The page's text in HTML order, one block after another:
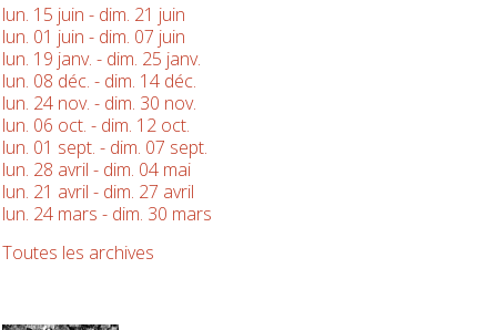
lun. 15 juin - dim. 21 juin
lun. 01 juin - dim. 07 juin
lun. 19 janv. - dim. 25 janv.
lun. 08 déc. - dim. 14 déc.
lun. 24 nov. - dim. 30 nov.
lun. 06 oct. - dim. 12 oct.
lun. 01 sept. - dim. 07 sept.
lun. 28 avril - dim. 04 mai
lun. 21 avril - dim. 27 avril
lun. 24 mars - dim. 30 mars
Toutes les archives